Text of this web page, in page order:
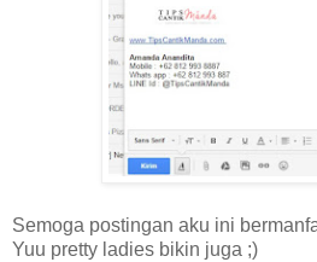
Semoga postingan aku ini
Yuu pretty ladies bikin juga ;)